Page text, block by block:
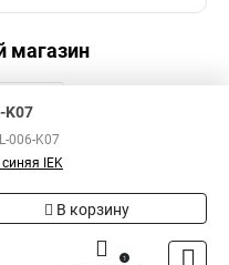
магазин
K07
006-K07
IEK
В корзину
1